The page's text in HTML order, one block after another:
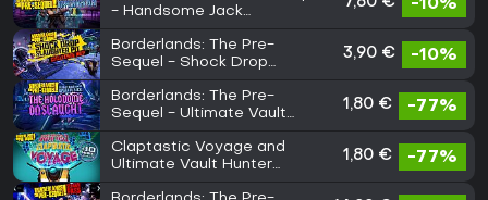
- Handsome Jack
7,80 € -10%
Borderlands: The Pre-
Sequel - Shock Drop
3,90 € -10%
Borderlands: The Pre-
Sequel - Ultimate Vault
Holodome Onslaught
1,80 € -77%
Claptastic Voyage and
Ultimate Vault Hunter
1,80 € -77%